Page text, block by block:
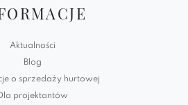
Aktualności
Blog
o sprzedaży hurtowej
projektantów